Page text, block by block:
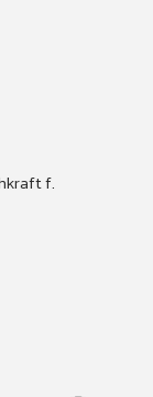
f.